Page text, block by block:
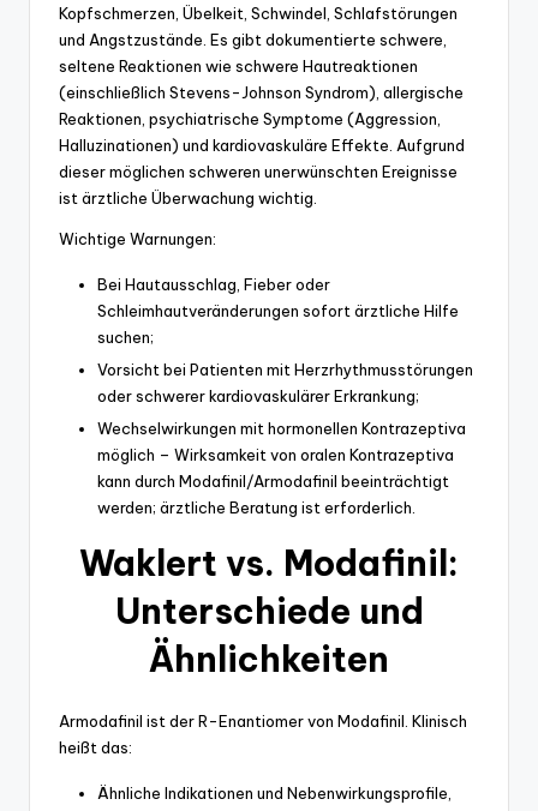
Kopfschmerzen, Übelkeit, Schwindel, Schlafstörungen
und Angstzustände. Es gibt dokumentierte schwere,
seltene Reaktionen wie schwere Hautreaktionen
(einschließlich Stevens-Johnson Syndrom), allergische
Reaktionen, psychiatrische Symptome (Aggression,
Halluzinationen) und kardiovaskuläre Effekte. Aufgrund
dieser möglichen schweren unerwünschten Ereignisse
ist ärztliche Überwachung wichtig.
Wichtige Warnungen:
Bei Hautausschlag, Fieber oder
Schleimhautveränderungen sofort ärztliche Hilfe
suchen;
Vorsicht bei Patienten mit Herzrhythmusstörungen
oder schwerer kardiovaskulärer Erkrankung;
Wechselwirkungen mit hormonellen Kontrazeptiva
möglich – Wirksamkeit von oralen Kontrazeptiva
kann durch Modafinil/Armodafinil beeinträchtigt
werden; ärztliche Beratung ist erforderlich.
Waklert vs. Modafinil:
Unterschiede und
Ähnlichkeiten
Armodafinil ist der R-Enantiomer von Modafinil. Klinisch
heißt das:
Ähnliche Indikationen und Nebenwirkungsprofile,